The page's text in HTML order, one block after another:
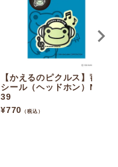
【かえるのピクルス】蓄光
シール（ヘッドホン）NP-1
39
¥770 （税込）